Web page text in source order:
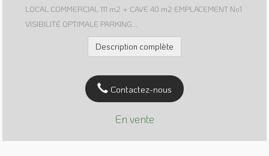
LOCAL COMMERCIAL 111 m2 + CAVE 40 m2 EMPLACEMENT No1
VISIBILITÉ OPTIMALE PARKING...
Description complète
Contactez-nous
En vente